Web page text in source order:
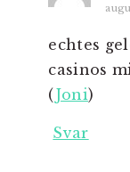
echtes
casinos
(Joni)
Svar